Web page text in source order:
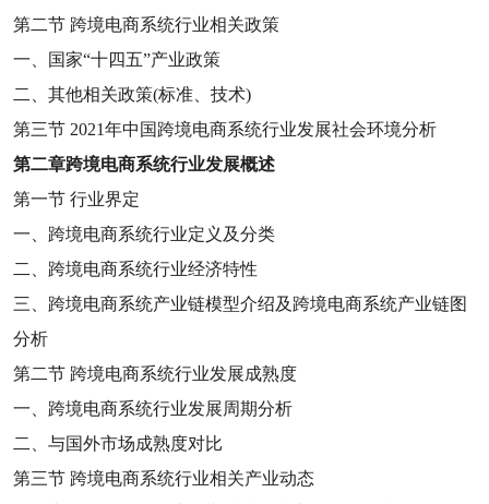
第二节 跨境电商系统行业相关政策
一、国家“十四五”产业政策
二、其他相关政策(标准、技术)
第三节 2021年中国跨境电商系统行业发展社会环境分析
第二章跨境电商系统行业发展概述
第一节 行业界定
一、跨境电商系统行业定义及分类
二、跨境电商系统行业经济特性
三、跨境电商系统产业链模型介绍及跨境电商系统产业链图
分析
第二节 跨境电商系统行业发展成熟度
一、跨境电商系统行业发展周期分析
二、与国外市场成熟度对比
第三节 跨境电商系统行业相关产业动态